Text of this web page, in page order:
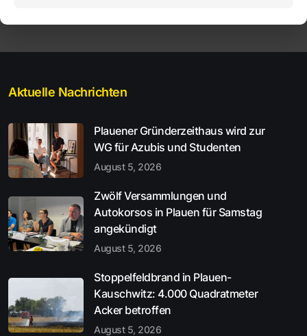
Aktuelle Nachrichten
Plauener Gründerzeithaus wird zur
WG für Azubis und Studenten
August 5, 2026
Zwölf Versammlungen und
Autokorsos in Plauen für Samstag
angekündigt
August 5, 2026
Stoppelfeldbrand in Plauen-
Kauschwitz: 4.000 Quadratmeter
Acker betroffen
August 5, 2026